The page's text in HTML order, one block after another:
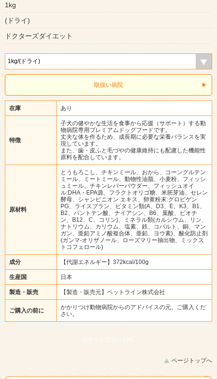
1kg
(ドライ)
ドクターズダイエット
取扱い病院
在庫 あり
特徴
子犬の健やかな生活を食事から応援（サポート）する動
物病院専用プレミアムドッグフードです。
丈夫な体を作るため、成長期に必要な栄養バランスを実
現しています。
また、歯・皮ふと毛づやの健康維持にも配慮した機能性
原料を配合しています。
原材料
とうもろこし、チキンミール、おから、コーングルテン
ミール、ミートミール、動物性油脂、小麦粉、フィッシ
ュミール、チキンレバーパウダー、フィッシュオイ
ル:DHA・EPA源、フラクトオリゴ糖、米胚芽油、セレン
酵母、シャンピニオン エキス、卵黄粉末:グロビゲン
PG、ライスブラン、ビタミン類(A、D3、E、K3、B1、
B2、パントテン酸、ナイアシン、B6、葉酸、ビオチ
ン、B12、C、コリン)、ミネラル類(カルシウム、リン、
ナトリウム、カリウム、塩素、鉄、コバルト、銅、マン
ガン、亜鉛アミノ酸複合体、亜鉛、ヨウ素)、酸化防止剤
(ガンマ-オリザノール、ローズマリー抽出物、ミックス
トコフェロール)
成分 【代謝エネルギー】372kcal/100g
生産国 日本
製造・販売 【製造・販売元】ペットライン株式会社
ご購入の前に
かかりつけ動物病院からのアドバイスの元、ご購入くだ
さい。
スマートフォン | PC
ページトップへ